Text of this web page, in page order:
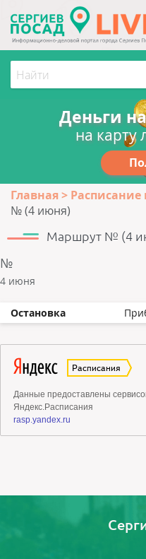
Деньги
на карту
Главная
Расписание
№ (4 июня)
Маршрут № (4
№
4 июня
Остановка